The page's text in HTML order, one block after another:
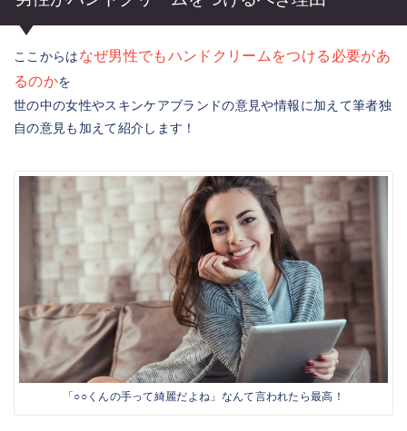
ここからはなぜ男性でもハンドクリームをつける必要があ
るのかを
世の中の女性やスキンケアブランドの意見や情報に加えて筆者独
自の意見も加えて紹介します！
「○○くんの手って綺麗だよね」なんて言われたら最高！